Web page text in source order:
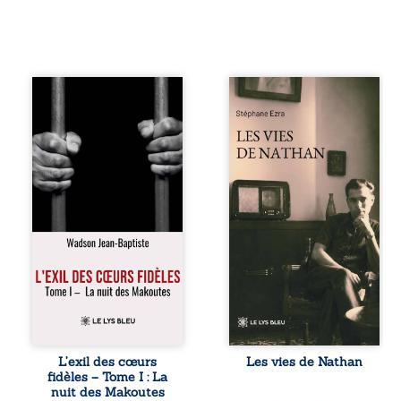
« Une nuit suffit
parfois pour briser
une famille… mais
certaines fidélités
traversent les
années. » Haïti,
sous la dictature
des Duvalier. La
peur s’étend
jusque dans les
villages les plus
reculés. À Bainet,
Jean-Joël Joli
mène une
avec sa famille.
respecté, il refuse
pourtant de
fermer les yeux
L’exil des cœurs
fidèles – Tome I : La
nuit des Makoutes
Les vies de
Nathan est un
né en trois jours,
au printemps
2026. Pour la
première fois,
Stéphane Ezra,
médium, a pu
communiquer
avec son père,
disparu depuis
plus de vingt ans
et qu’il n’a jamais
connu. De ce
dialogue par-delà
la mort naissent
des poèmes qui
retracent une vie
Les vies de Nathan